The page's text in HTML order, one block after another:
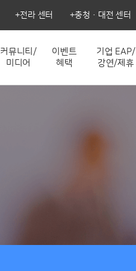
전라 센터 충청·대전 센터
커뮤니티/
미디어
이벤트
혜택
기업 EAP/
강연/제휴